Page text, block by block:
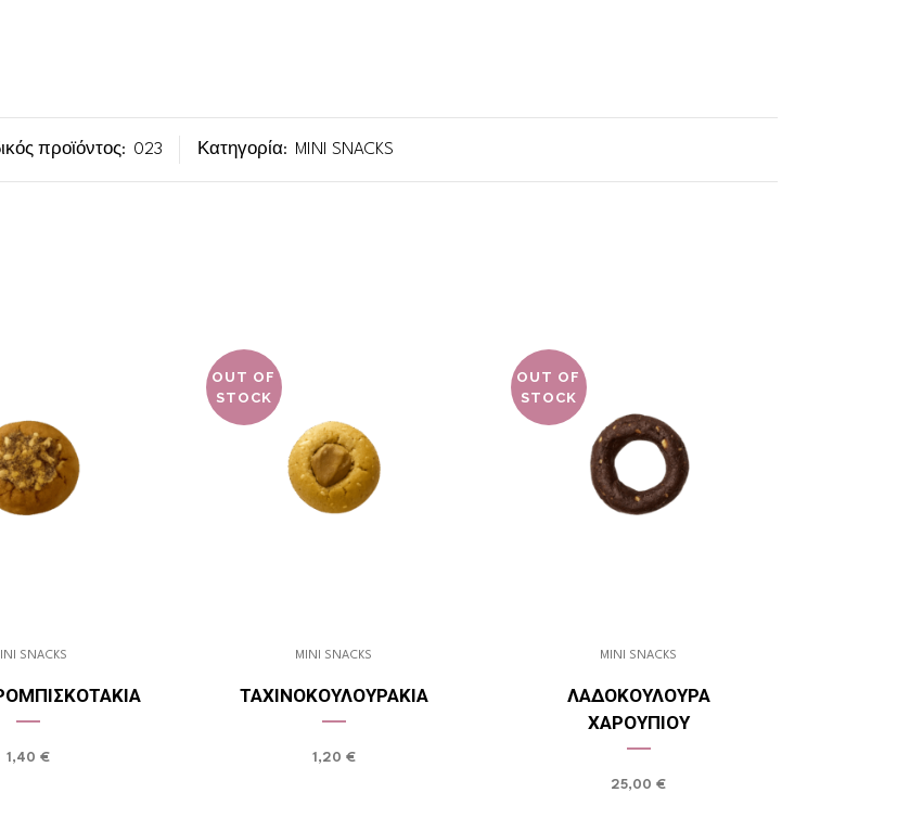
προϊόντος: 023 Κατηγορία: MINI SNACKS
SNACKS
1,40€
OUT OF
STOCK
MINI SNACKS
ΤΑΧΙΝΟΚΟΥΛΟΥΡΆΚΙΑ
1,20 €
OUT OF
STOCK
MINI SNACKS
ΛΑΔΟΚΟΎΛΟΥΡΑ
ΧΑΡΟΥΠΙΟΎ
25,00€